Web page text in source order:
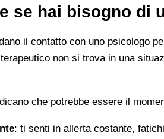
se hai bisogno di
il contatto con uno psicologo
non si trova in una
che potrebbe essere il
: ti senti in allerta costante,